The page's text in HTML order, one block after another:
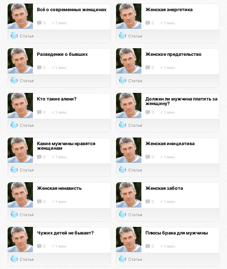
Всё о современных женщинах
0 < 1 мин.
Статья
Женская энергетика
0 < 1 мин.
Статья
Разведенки о бывших
0 < 1 мин.
Статья
Женское предательство
0 < 1 мин.
Статья
Кто такие алени?
0 < 1 мин.
Статья
Должен ли мужчина платить за
женщину?
0 < 1 мин.
Статья
Какие мужчины нравятся
женщинам
0 < 1 мин.
Статья
Женская инициатива
0 < 1 мин.
Статья
Женская ненависть
0 < 1 мин.
Статья
Женская забота
0 < 1 мин.
Статья
Чужих детей не бывает?
0 < 1 мин.
Статья
Плюсы брака для мужчины
0 < 1 мин.
Статья